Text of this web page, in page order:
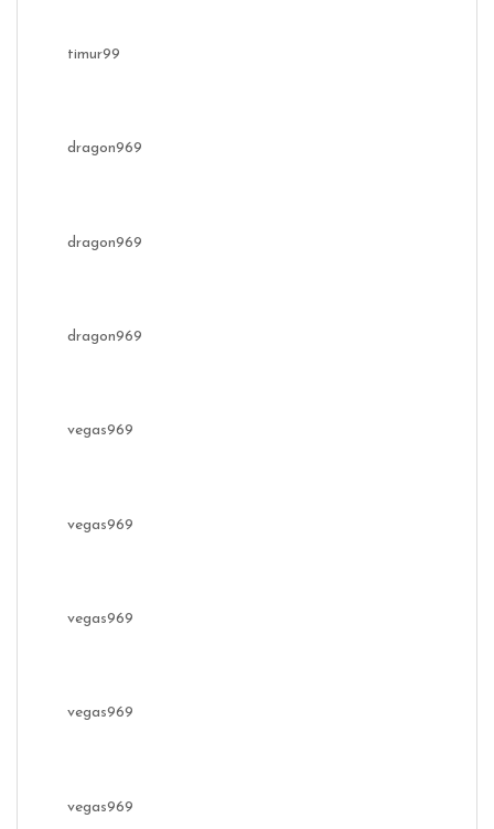
timur99
dragon969
dragon969
dragon969
vegas969
vegas969
vegas969
vegas969
vegas969